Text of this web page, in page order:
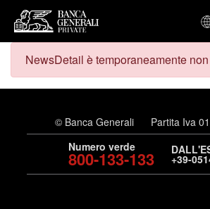
NewsDetail è temporaneamente
© Banca Generali
Partita Iva
Numero verde
800-133-133 +39-